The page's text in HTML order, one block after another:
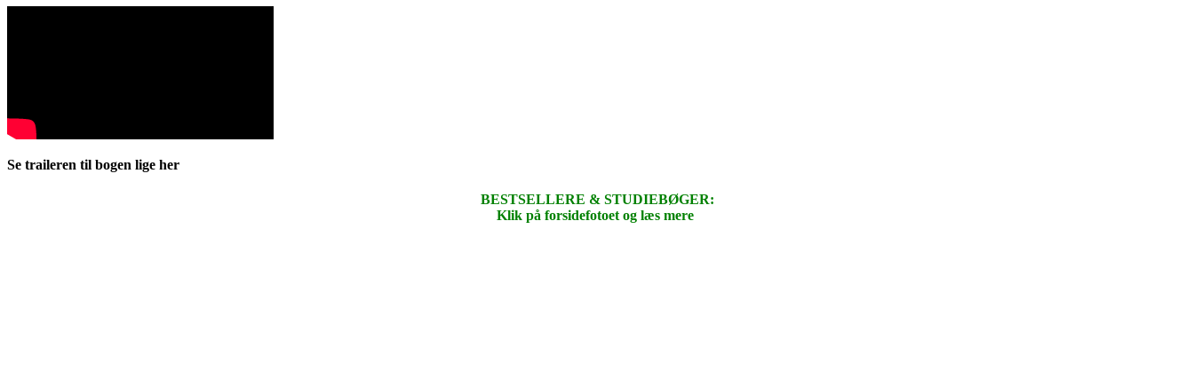
Se traileren til bogen lige her
BESTSELLERE & STUDIEBØGER:
Klik på forsidefotoet og læs mere